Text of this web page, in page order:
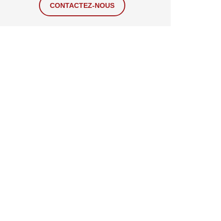
CONTACTEZ-NOUS